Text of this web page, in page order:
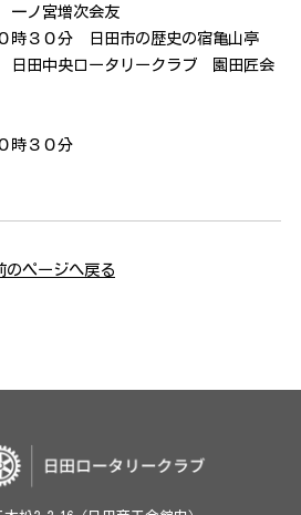
ノ宮増次会友
時３０分 日田市の歴史の宿亀山亭
田中央ロータリークラブ 園田匠会
時３０分
のページへ戻る